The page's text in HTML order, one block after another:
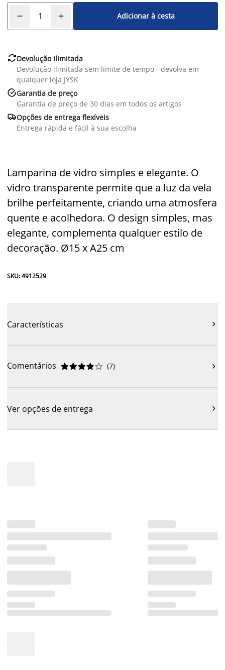
Adicionar à cesta
Devolução ilimitada
Devolução ilimitada sem limite de tempo - devolva em
qualquer loja JYSK
Garantia de preço
Garantia de preço de 30 dias em todos os artigos
Opções de entrega flexíveis
Entrega rápida e fácil à sua escolha
Lamparina de vidro simples e elegante. O
vidro transparente permite que a luz da vela
brilhe perfeitamente, criando uma atmosfera
quente e acolhedora. O design simples, mas
elegante, complementa qualquer estilo de
decoração. Ø15 x A25 cm
SKU: 4912529
Características 
Comentários 




 (7) 
Ver opções de entrega 